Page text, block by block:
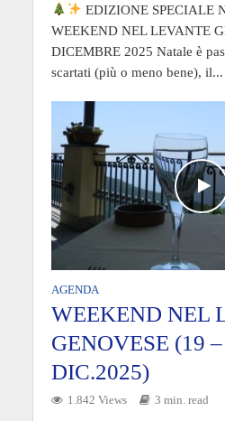
EDIZIONE SPECIALE
WEEKEND NEL LEVANTE
DICEMBRE 2025 Natale è
scartati (più o meno bene), il...
AGENDA
WEEKEND NEL
GENOVESE (19
DIC.2025)
1.842 Views 3 min. read